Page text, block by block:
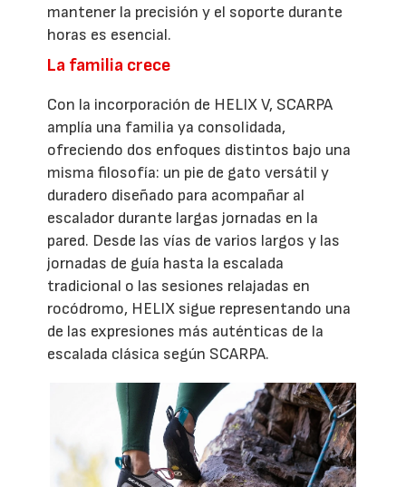
mantener la precisión y el soporte durante
horas es esencial.
La familia crece
Con la incorporación de HELIX V, SCARPA
amplía una familia ya consolidada,
ofreciendo dos enfoques distintos bajo una
misma filosofía: un pie de gato versátil y
duradero diseñado para acompañar al
escalador durante largas jornadas en la
pared. Desde las vías de varios largos y las
jornadas de guía hasta la escalada
tradicional o las sesiones relajadas en
rocódromo, HELIX sigue representando una
de las expresiones más auténticas de la
escalada clásica según SCARPA.